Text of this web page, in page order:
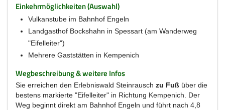
Einkehrmöglichkeiten (Auswahl)
Vulkanstube im Bahnhof Engeln
Landgasthof Bockshahn in Spessart (am Wanderweg
"Eifelleiter")
Mehrere Gaststätten in Kempenich
Wegbeschreibung & weitere Infos
Sie erreichen den Erlebniswald Steinrausch zu Fuß über die
bestens markierte "Eifelleiter" in Richtung Kempenich. Der
Weg beginnt direkt am Bahnhof Engeln und führt nach 4,8